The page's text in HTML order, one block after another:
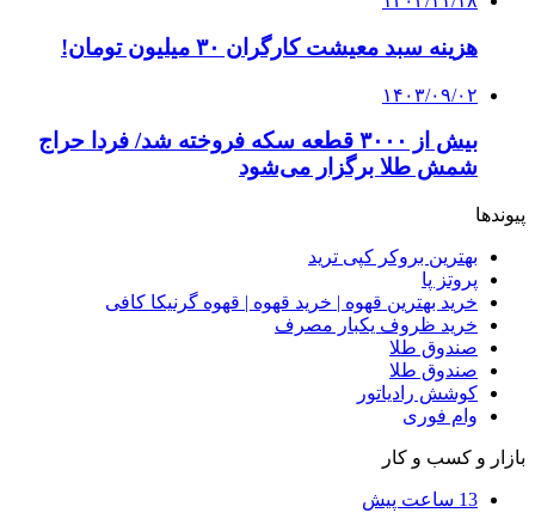
هزینه سبد معیشت کارگران ۳۰ میلیون تومان!
۱۴۰۳/۰۹/۰۲
بیش از ۳۰۰۰ قطعه سکه فروخته شد/ فردا حراج
شمش طلا برگزار می‌شود
پیوندها
بهترین بروکر کپی ترید
پروتز پا
خرید بهترین قهوه | خرید قهوه | قهوه گرنیکا کافی
خرید ظروف یکبار مصرف
صندوق طلا
صندوق طلا
کوشش رادیاتور
وام فوری
بازار و کسب و کار
13 ساعت پیش